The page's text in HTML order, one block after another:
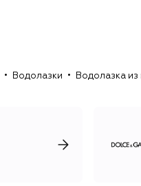
и линию
Водолазки Водолазка